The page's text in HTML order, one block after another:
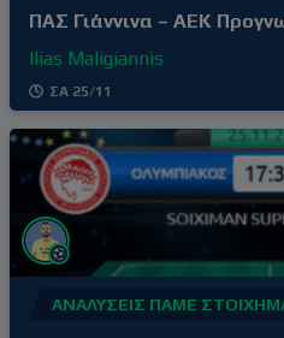
ΠΑΣ Γιάννινα – ΑΕΚ
Ilias Maligiannis
ΣΑ 25/11
ΑΝΑΛΎΣΕΙΣ ΠΆΜΕ